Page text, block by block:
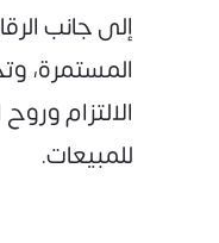
إلى جانب
المستمرة،
الالتزام
للمبيعات.